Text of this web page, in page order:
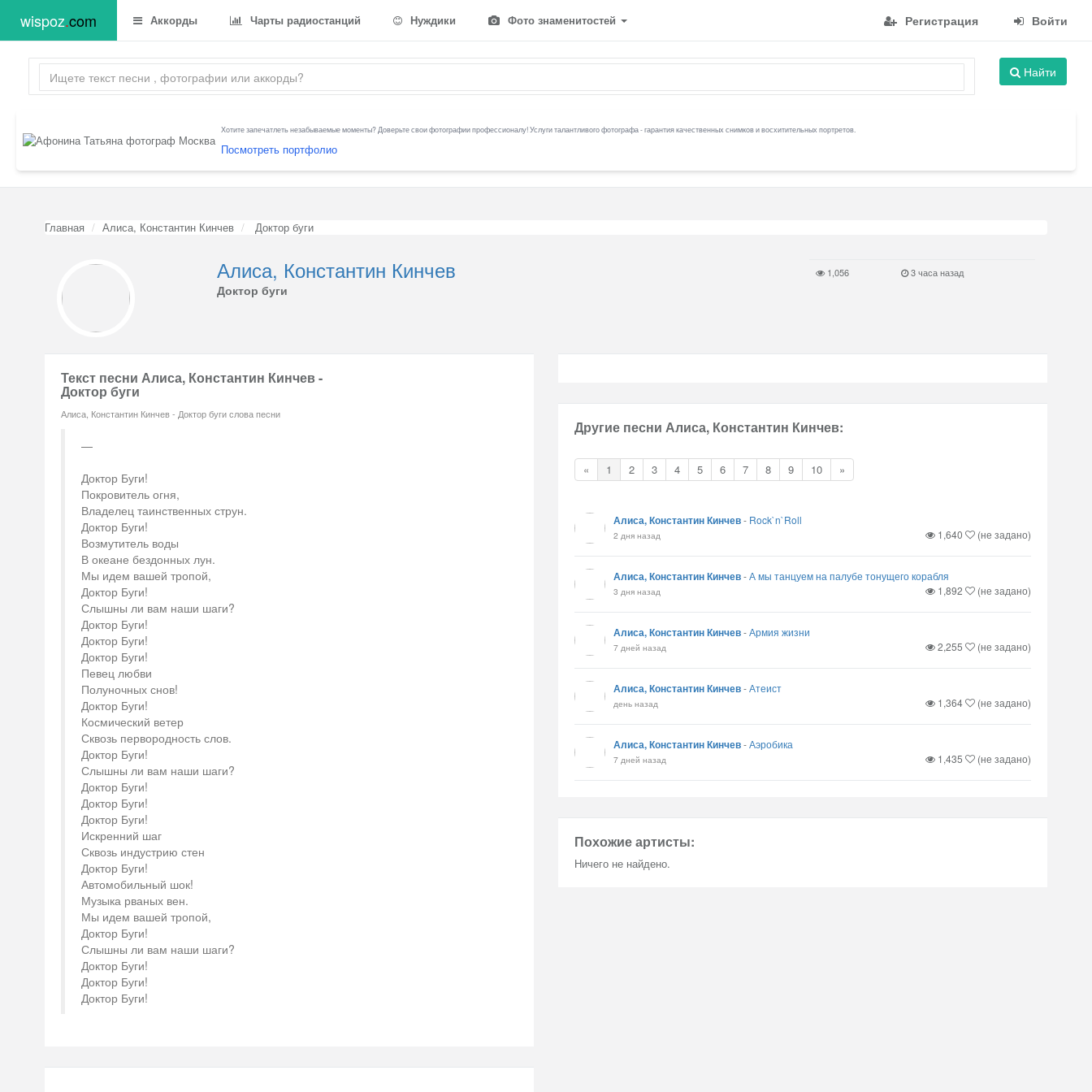
wispoz.com Аккорды Чарты радиостанций Нуждики Фото знаменитостей Регистрация Войти
Найти
Хотите запечатлеть незабываемые моменты? Доверьте свои фотографии профессионалу! Услуги талантливого фотографа - гарантия качественных снимков и восхитительных портретов.
Посмотреть портфолио
Главная Алиса, Константин Кинчев Доктор буги
Алиса, Константин Кинчев
Доктор буги
1,056 3 часа назад
Текст песни Алиса, Константин Кинчев -
Доктор буги
Алиса, Константин Кинчев - Доктор буги слова песни
Доктор Буги!
Покровитель огня,
Владелец таинственных струн.
Доктор Буги!
Возмутитель воды
В океане бездонных лун.
Мы идем вашей тропой,
Доктор Буги!
Слышны ли вам наши шаги?
Доктор Буги!
Доктор Буги!
Доктор Буги!
Певец любви
Полуночных снов!
Доктор Буги!
Космический ветер
Сквозь первородность слов.
Доктор Буги!
Слышны ли вам наши шаги?
Доктор Буги!
Доктор Буги!
Доктор Буги!
Искренний шаг
Сквозь индустрию стен
Доктор Буги!
Автомобильный шок!
Музыка рваных вен.
Мы идем вашей тропой,
Доктор Буги!
Слышны ли вам наши шаги?
Доктор Буги!
Доктор Буги!
Доктор Буги!
Другие песни Алиса, Константин Кинчев:
« 1 2 3 4 5 6 7 8 9 10 »
Алиса, Константин Кинчев- Rock`n`Roll
2 дня назад 1,640 (не задано)
Алиса, Константин Кинчев-А мы танцуем на палубе тонущего корабля
3 дня назад 1,892 (не задано)
Алиса, Константин Кинчев-Армия жизни
7 дней назад 2,255 (не задано)
Алиса, Константин Кинчев-Атеист
день назад 1,364 (не задано)
Алиса, Константин Кинчев-Аэробика
7 дней назад 1,435 (не задано)
Похожие артисты:
Ничего не найдено.